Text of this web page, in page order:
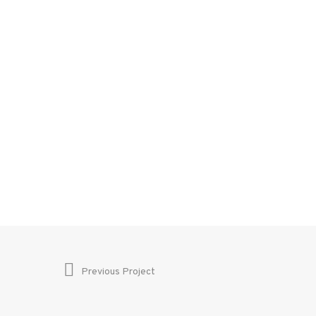
Previous Project